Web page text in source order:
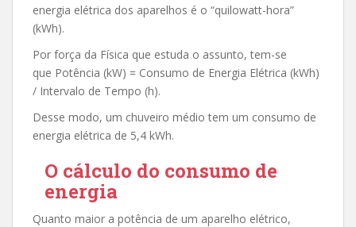
energia elétrica dos aparelhos é o “quilowatt-hora”
(kWh).
Por força da Física que estuda o assunto, tem-se
que Potência (kW) = Consumo de Energia Elétrica (kWh)
/ Intervalo de Tempo (h).
Desse modo, um chuveiro médio tem um consumo de
energia elétrica de 5,4 kWh.
O cálculo do consumo de
energia
Quanto maior a potência de um aparelho elétrico,